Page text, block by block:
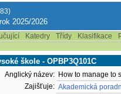
2025/2026
Katedry Třídy Klasifikace
škole - OPBP3Q101C
Anglický název: How to manage to
Zajišťuje: Akademická